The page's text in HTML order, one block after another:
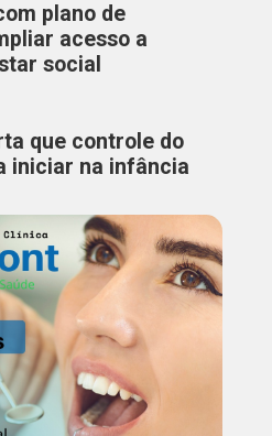
plano de
acesso a
social
que controle do
iniciar na infância